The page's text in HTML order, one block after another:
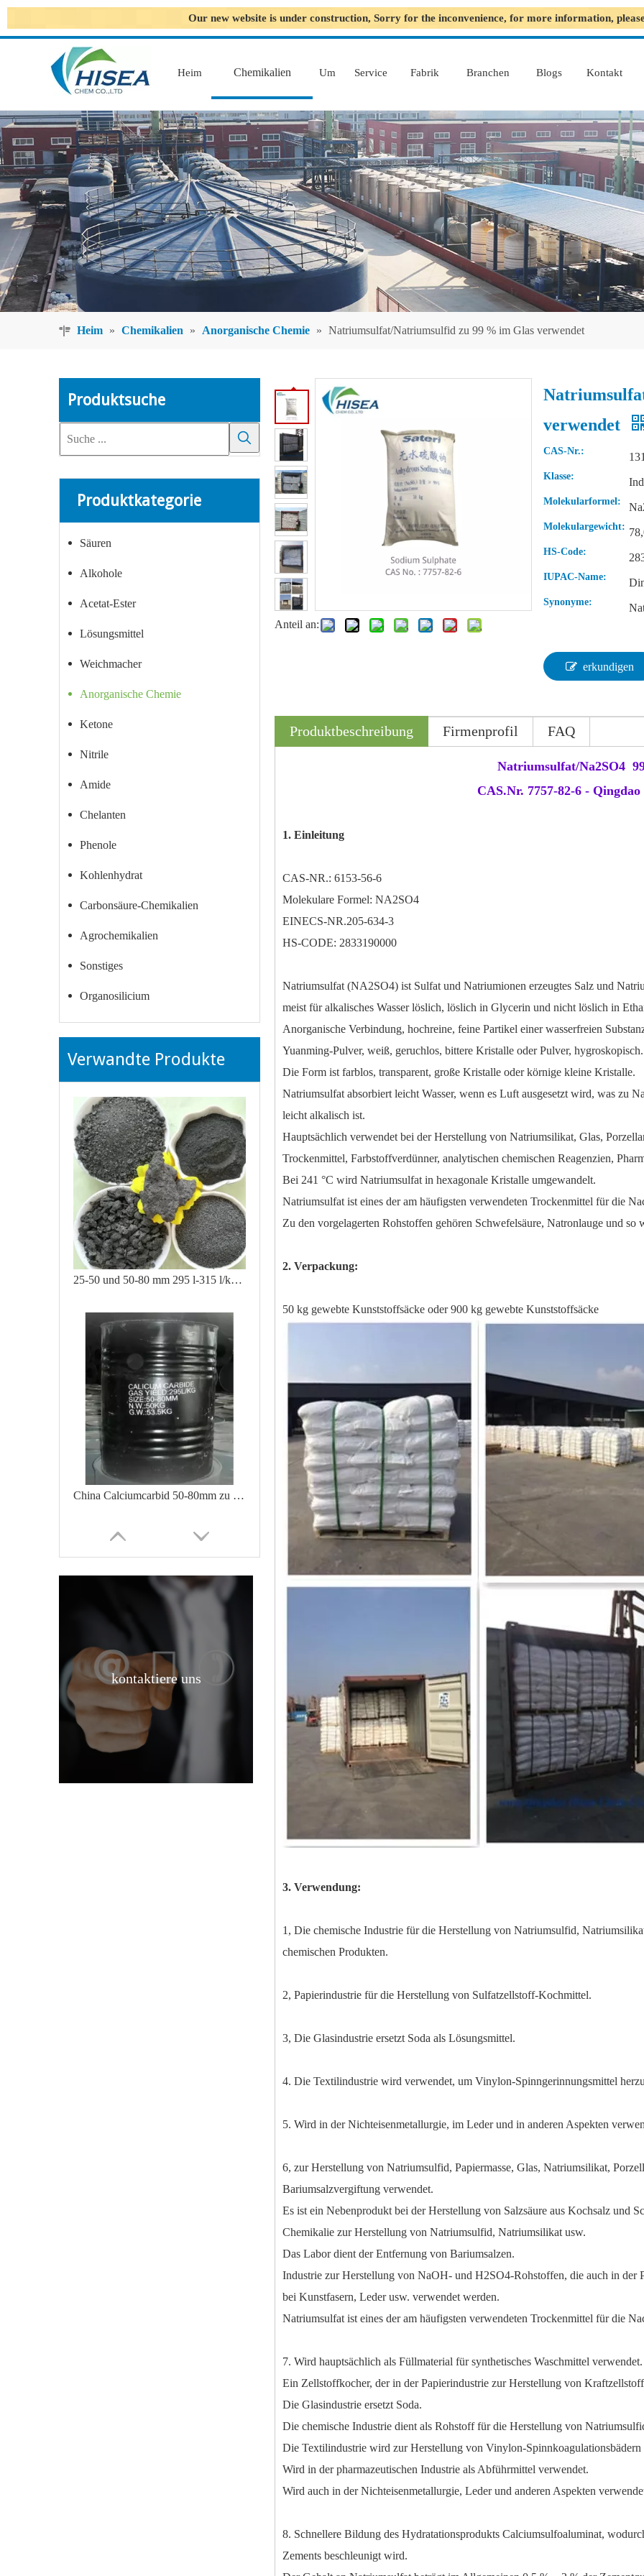
Our new website is under construction, Sorry for the inconvenience, for more information,
Heim Chemikalien Um Service Fabrik Branchen Blogs Kontakt
Heim » Chemikalien » Anorganische Chemie » Natriumsulfat/Natriumsulfid zu 99 % im Glas verwendet
Produktsuche
Produktkategorie
Säuren
Alkohole
Acetat-Ester
Lösungsmittel
Weichmacher
Anorganische Chemie
Ketone
Nitrile
Amide
Chelanten
Phenole
Kohlenhydrat
Carbonsäure-Chemikalien
Agrochemikalien
Sonstiges
Organosilicium
Verwandte Produkte
25-50 und 50-80 mm 295 l-315 l/kg Min. Calciumcarbid 50 kg/Fass
China Calciumcarbid 50-80mm zu verkaufen
kontaktiere uns
Anteil an:
verwendet
CAS-Nr.:
Klasse:
Molekularformel:
Molekulargewicht:
HS-Code:
IUPAC-Name:
Synonyme:
erkundigen
Produktbeschreibung Firmenprofil FAQ
Natriumsulfat/Na2SO4
CAS.Nr. 7757-82-6 - Qingdao
1. Einleitung
CAS-NR.: 6153-56-6
Molekulare Formel: NA2SO4
EINECS-NR.205-634-3
HS-CODE: 2833190000
Natriumsulfat (NA2SO4) ist Sulfat und Natriumionen erzeugtes Salz und
meist für alkalisches Wasser löslich, löslich in Glycerin und nicht löslich in
Anorganische Verbindung, hochreine, feine Partikel einer wasserfreien
Yuanming-Pulver, weiß, geruchlos, bittere Kristalle oder Pulver, hygroskopisch.
Die Form ist farblos, transparent, große Kristalle oder körnige kleine Kristalle.
Natriumsulfat absorbiert leicht Wasser, wenn es Luft ausgesetzt wird, was zu
leicht alkalisch ist.
Hauptsächlich verwendet bei der Herstellung von Natriumsilikat, Glas,
Trockenmittel, Farbstoffverdünner, analytischen chemischen Reagenzien,
Bei 241 °C wird Natriumsulfat in hexagonale Kristalle umgewandelt.
Natriumsulfat ist eines der am häufigsten verwendeten Trockenmittel für die
Zu den vorgelagerten Rohstoffen gehören Schwefelsäure, Natronlauge und so
2. Verpackung:
50 kg gewebte Kunststoffsäcke oder 900 kg gewebte Kunststoffsäcke
3. Verwendung:
1, Die chemische Industrie für die Herstellung von Natriumsulfid,
chemischen Produkten.
2, Papierindustrie für die Herstellung von Sulfatzellstoff-Kochmittel.
3, Die Glasindustrie ersetzt Soda als Lösungsmittel.
4. Die Textilindustrie wird verwendet, um Vinylon-Spinngerinnungsmittel
5. Wird in der Nichteisenmetallurgie, im Leder und in anderen Aspekten
6, zur Herstellung von Natriumsulfid, Papiermasse, Glas, Natriumsilikat,
Bariumsalzvergiftung verwendet.
Es ist ein Nebenprodukt bei der Herstellung von Salzsäure aus Kochsalz und
Chemikalie zur Herstellung von Natriumsulfid, Natriumsilikat usw.
Das Labor dient der Entfernung von Bariumsalzen.
Industrie zur Herstellung von NaOH- und H2SO4-Rohstoffen, die auch in der
bei Kunstfasern, Leder usw. verwendet werden.
Natriumsulfat ist eines der am häufigsten verwendeten Trockenmittel für die
7. Wird hauptsächlich als Füllmaterial für synthetisches Waschmittel verwendet.
Ein Zellstoffkocher, der in der Papierindustrie zur Herstellung von
Die Glasindustrie ersetzt Soda.
Die chemische Industrie dient als Rohstoff für die Herstellung von
Die Textilindustrie wird zur Herstellung von Vinylon-Spinnkoagulationsbädern
Wird in der pharmazeutischen Industrie als Abführmittel verwendet.
Wird auch in der Nichteisenmetallurgie, Leder und anderen Aspekten
8. Schnellere Bildung des Hydratationsprodukts Calciumsulfoaluminat,
Zements beschleunigt wird.